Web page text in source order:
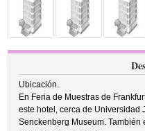
Ubicación.
En Feria de Muestras de
este hotel, cerca de Universidad
Senckenberg Museum.